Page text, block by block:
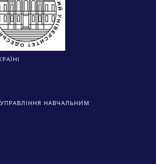
НАВЧАЛЬНИМ